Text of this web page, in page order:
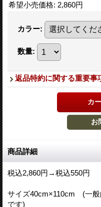
希望小売価格: 2,860円
カラー:
数量:
返品特約に関する重要事
商品詳細
税込2,860円→税込550円
サイズ40cm×110cm (一般
です)